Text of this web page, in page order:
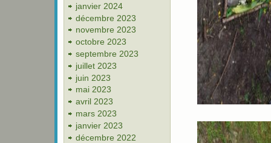
janvier 2024
décembre 2023
novembre 2023
octobre 2023
septembre 2023
juillet 2023
juin 2023
mai 2023
avril 2023
mars 2023
janvier 2023
décembre 2022